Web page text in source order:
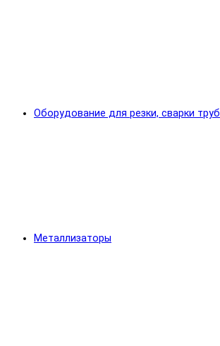
Оборудование для резки, сварки труб
Металлизаторы